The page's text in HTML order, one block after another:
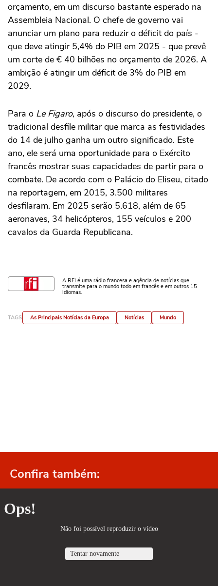
orçamento, em um discurso bastante esperado na
Assembleia Nacional. O chefe de governo vai
anunciar um plano para reduzir o déficit do país -
que deve atingir 5,4% do PIB em 2025 - que prevê
um corte de € 40 bilhões no orçamento de 2026. A
ambição é atingir um déficit de 3% do PIB em
2029.
Para o Le Figaro, após o discurso do presidente, o
tradicional desfile militar que marca as festividades
do 14 de julho ganha um outro significado. Este
ano, ele será uma oportunidade para o Exército
francês mostrar suas capacidades de partir para o
combate. De acordo com o Palácio do Eliseu, citado
na reportagem, em 2015, 3.500 militares
desfilaram. Em 2025 serão 5.618, além de 65
aeronaves, 34 helicópteros, 155 veículos e 200
cavalos da Guarda Republicana.
A RFI é uma rádio francesa e agência de notícias que
transmite para o mundo todo em francês e em outros 15
idiomas.
TAGS As Principais Notícias da Europa Notícias Mundo
Confira também: